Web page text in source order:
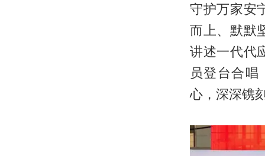
守护万家安
而上、默默
讲述一代代
员登台合
心，深深镌